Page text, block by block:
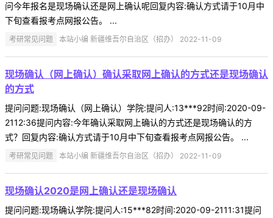
问今年报名是现场确认还是网上确认呢回复内容:确认方式请于10月中
下旬查看报考点网报公告。 ...
考研常见问题 本站小编 新疆维吾尔自治区（招办） 2022-11-09
现场确认（网上确认）确认采取网上确认的方式还是现场确认
的方式
提问问题:现场确认（网上确认）学院:提问人:13***92时间:2020-09-
2112:36提问内容:今年确认采取网上确认的方式还是现场确认的方
式？回复内容:确认方式请于10月中下旬查看报考点网报公告。 ...
考研常见问题 本站小编 新疆维吾尔自治区（招办） 2022-11-09
现场确认2020是网上确认还是现场确认
提问问题:现场确认学院:提问人:15***82时间:2020-09-2111:31提问